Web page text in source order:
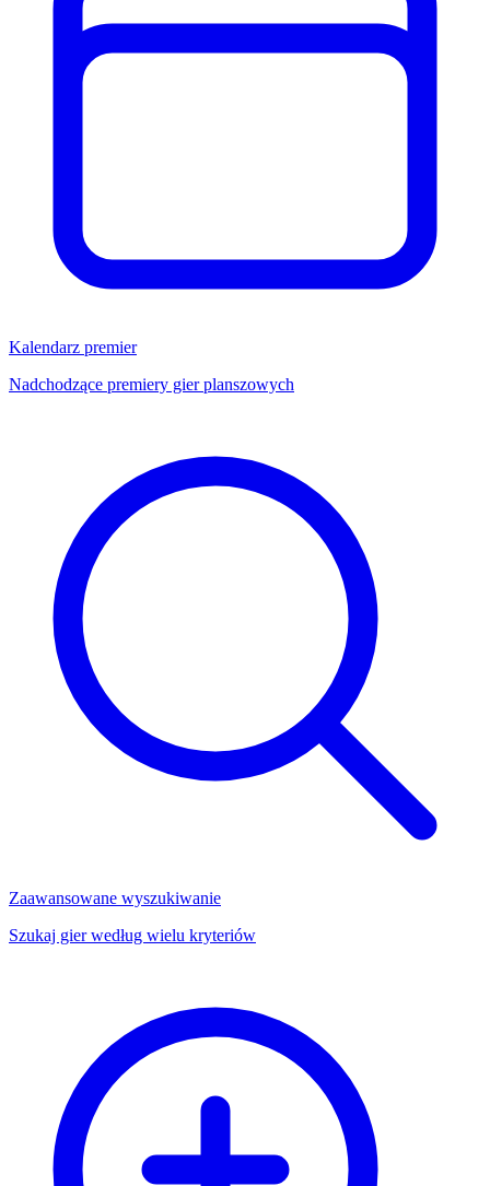
Kalendarz premier
Nadchodzące premiery gier planszowych
Zaawansowane wyszukiwanie
Szukaj gier według wielu kryteriów